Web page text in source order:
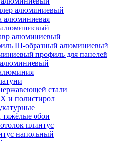
алюминиевый
алюминиевая
алюминиевый
Ш-образный алюминиевый
профиль для панелей
стали
и полистирол
тяжёлые обои
плинтус
напольный